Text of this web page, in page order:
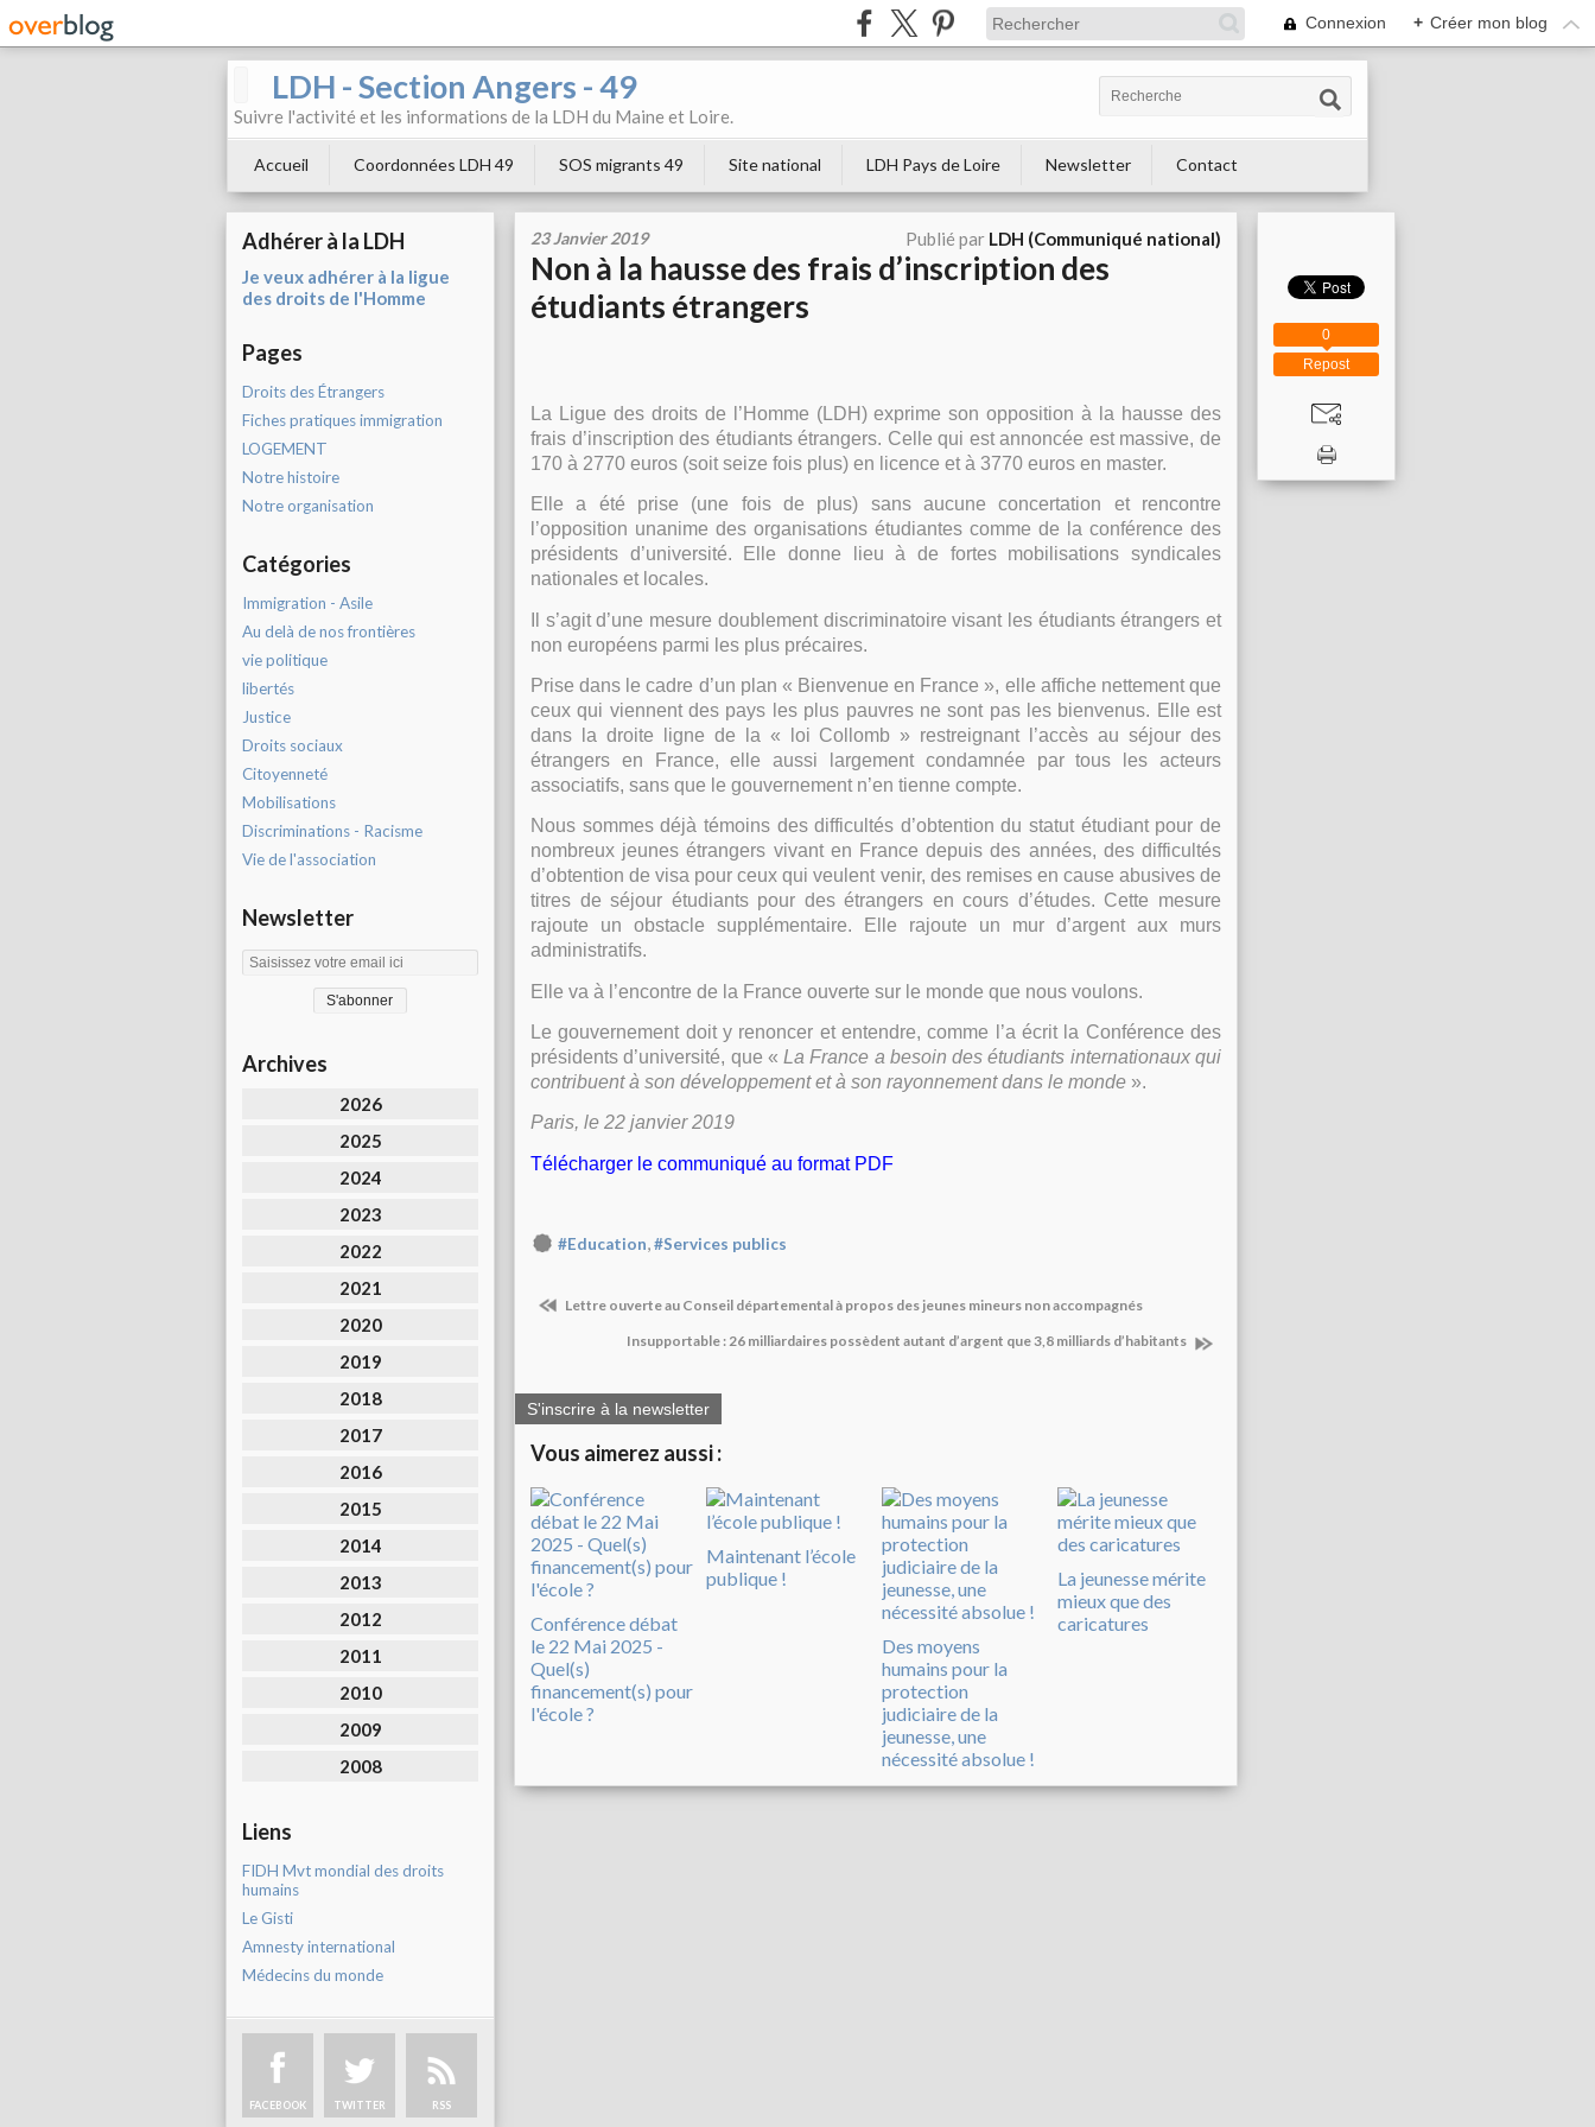
Connexion + Créer mon blog
LDH - Section Angers - 49
Suivre l'activité et les informations de la LDH du Maine et Loire.
Accueil Coordonnées LDH 49 SOS migrants 49 Site national LDH Pays de Loire Newsletter Contact
Adhérer à la LDH
Je veux adhérer à la ligue
des droits de l'Homme
Pages
Droits des Étrangers
Fiches pratiques immigration
LOGEMENT
Notre histoire
Notre organisation
Catégories
Immigration - Asile
Au delà de nos frontières
vie politique
libertés
Justice
Droits sociaux
Citoyenneté
Mobilisations
Discriminations - Racisme
Vie de l'association
Newsletter
Archives
2026
2025
2024
2023
2022
2021
2020
2019
2018
2017
2016
2015
2014
2013
2012
2011
2010
2009
2008
Liens
FIDH Mvt mondial des droits
humains
Le Gisti
Amnesty international
Médecins du monde
FACEBOOK TWITTER RSS
23 Janvier 2019 Publié par LDH (Communiqué national)
Non à la hausse des frais d’inscription des
étudiants étrangers
La Ligue des droits de l’Homme (LDH) exprime son opposition à la hausse des
frais d’inscription des étudiants étrangers. Celle qui est annoncée est massive, de
170 à 2770 euros (soit seize fois plus) en licence et à 3770 euros en master.
Elle a été prise (une fois de plus) sans aucune concertation et rencontre
l’opposition unanime des organisations étudiantes comme de la conférence des
présidents d’université. Elle donne lieu à de fortes mobilisations syndicales
nationales et locales.
Il s’agit d’une mesure doublement discriminatoire visant les étudiants étrangers et
non européens parmi les plus précaires.
Prise dans le cadre d’un plan « Bienvenue en France », elle affiche nettement que
ceux qui viennent des pays les plus pauvres ne sont pas les bienvenus. Elle est
dans la droite ligne de la « loi Collomb » restreignant l’accès au séjour des
étrangers en France, elle aussi largement condamnée par tous les acteurs
associatifs, sans que le gouvernement n’en tienne compte.
Nous sommes déjà témoins des difficultés d’obtention du statut étudiant pour de
nombreux jeunes étrangers vivant en France depuis des années, des difficultés
d’obtention de visa pour ceux qui veulent venir, des remises en cause abusives de
titres de séjour étudiants pour des étrangers en cours d’études. Cette mesure
rajoute un obstacle supplémentaire. Elle rajoute un mur d’argent aux murs
administratifs.
Elle va à l’encontre de la France ouverte sur le monde que nous voulons.
Le gouvernement doit y renoncer et entendre, comme l’a écrit la Conférence des
présidents d’université, que «La France a besoin des étudiants internationaux qui
contribuent à son développement et à son rayonnement dans le monde ».
Paris, le 22 janvier 2019
Télécharger le communiqué au format PDF
#Education,#Services publics
Lettre ouverte au Conseil départemental à propos des jeunes mineurs non accompagnés
Insupportable : 26 milliardaires possèdent autant d’argent que 3,8 milliards d’habitants
S'inscrire à la newsletter
Vous aimerez aussi :
Conférence débat
le 22 Mai 2025 -
Quel(s)
financement(s) pour
l'école ?
Maintenant l’école
publique !
Des moyens
humains pour la
protection
judiciaire de la
jeunesse, une
nécessité absolue !
La jeunesse mérite
mieux que des
caricatures
Repost
0